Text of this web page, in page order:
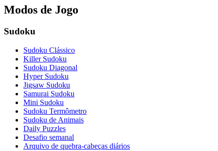
Modos de Jogo
Sudoku
Sudoku Clássico
Killer Sudoku
Sudoku Diagonal
Hyper Sudoku
Jigsaw Sudoku
Samurai Sudoku
Mini Sudoku
Sudoku Termômetro
Sudoku de Animais
Daily Puzzles
Desafio semanal
Arquivo de quebra-cabeças diários